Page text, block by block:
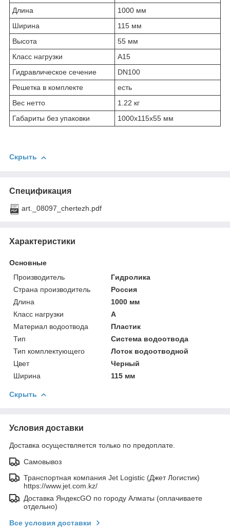
Длина
1000 мм
Ширина
115 мм
Высота
55 мм
Класс нагрузки
А15
Гидравлическое сечение
DN100
Решетка в комплекте
есть
Вес нетто
1.22 кг
Габариты без упаковки
1000х115х55 мм
Скрыть
Спецификация
art._08097_chertezh.pdf
Характеристики
Основные
Производитель
Гидролика
Страна производитель
Россия
Длина
1000 мм
Класс нагрузки
А
Материал водоотвода
Пластик
Тип
Система водоотвода
Тип комплектующего
Лоток водоотводной
Цвет
Черный
Ширина
115 мм
Скрыть
Условия доставки
Доставка осуществляется только по предоплате.
Самовывоз
Транспортная компания Jet Logistic (Джет Логистик)
https://www.jet.com.kz/
Доставка ЯндексGO по городу Алматы (оплачиваете
отдельно)
Все условия доставки